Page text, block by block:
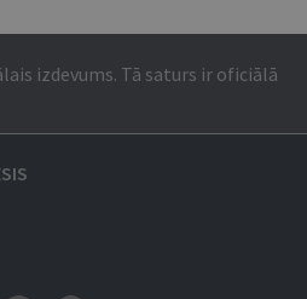
izdevums. Tā saturs ir oficiālā